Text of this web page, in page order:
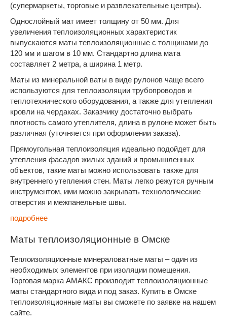
(супермаркеты, торговые и развлекательные центры).
Однослойный мат имеет толщину от 50 мм. Для
увеличения теплоизоляционных характеристик
выпускаются маты теплоизоляционные с толщинами до
120 мм и шагом в 10 мм. Стандартно длина мата
составляет 2 метра, а ширина 1 метр.
Маты из минеральной ваты в виде рулонов чаще всего
используются для теплоизоляции трубопроводов и
теплотехнического оборудования, а также для утепления
кровли на чердаках. Заказчику достаточно выбрать
плотность самого утеплителя, длина в рулоне может быть
различная (уточняется при оформлении заказа).
Прямоугольная теплоизоляция идеально подойдет для
утепления фасадов жилых зданий и промышленных
объектов, такие маты можно использовать также для
внутреннего утепления стен. Маты легко режутся ручным
инструментом, ими можно закрывать технологические
отверстия и межпанельные швы.
подробнее
Маты теплоизоляционные в Омске
Теплоизоляционные минераловатные маты – один из
необходимых элементов при изоляции помещения.
Торговая марка АМАКС производит теплоизоляционные
маты стандартного вида и под заказ. Купить в Омске
теплоизоляционные маты вы сможете по заявке на нашем
сайте.